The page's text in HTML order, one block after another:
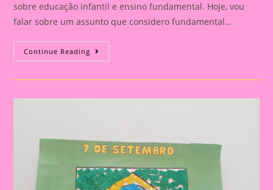
sobre educação infantil e ensino fundamental. Hoje, vou
falar sobre um assunto que considero fundamental…
Continue Reading Explorando
A
Do
Do
Brasil